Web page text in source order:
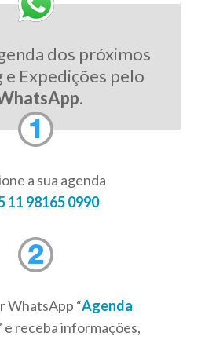
dos próximos
e Expedições pelo
.
a sua agenda
11 98165 0990
WhatsApp “Agenda
e receba informações,